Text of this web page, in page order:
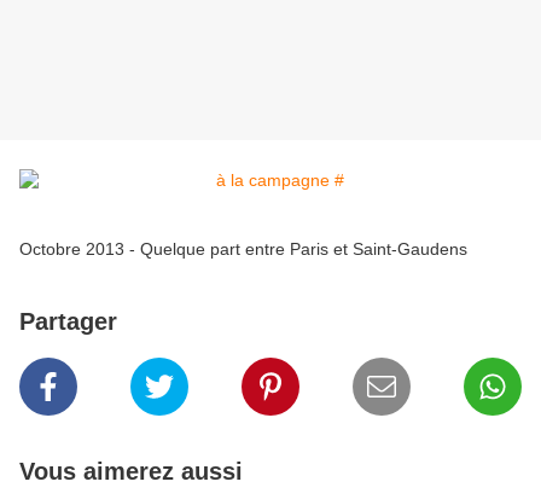
Octobre 2013 - Quelque part entre Paris et Saint-Gaudens
Partager
Vous aimerez aussi